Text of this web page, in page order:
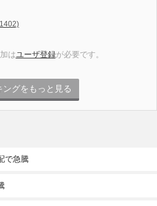
はユーザ登録が必要です。
ングをもっと見る
で急騰